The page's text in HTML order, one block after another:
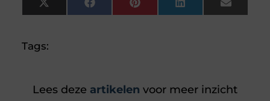
X
(Twitter)
FacebookPinterestLinkedInEmail
Tags:
Lees deze artikelen voor meer inzicht